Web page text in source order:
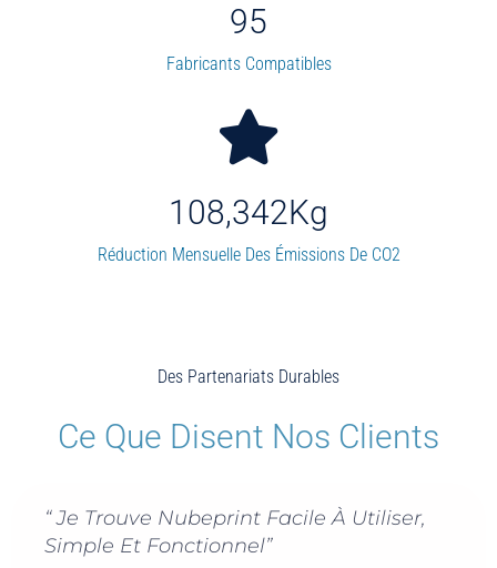
Fabricants Compatibles
95
Réduction Mensuelle Des Émissions De CO2
108,342Kg
Des Partenariats Durables
Ce Que Disent Nos Clients
Facile À Utiliser,
"Nubeprint Est